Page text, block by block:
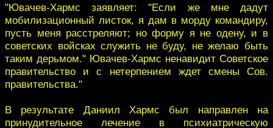
"Ювачев-Хармс заявляет: "Если же мне дадут
мобилизационный листок, я дам в морду командиру,
пусть меня расстреляют; но форму я не одену, и в
советских войсках служить не буду, не желаю быть
таким дерьмом." Ювачев-Хармс ненавидит Советское
правительство и с нетерпением ждет смены Сов.
правительства."
В результате Даниил Хармс был направлен на
принудительное лечение в психиатрическую